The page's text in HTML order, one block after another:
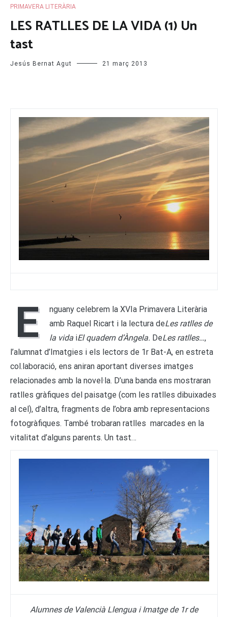
PRIMAVERA LITERÀRIA
LES RATLLES DE LA VIDA (1) Un
tast
Jesús Bernat Agut 21 març 2013
E
nguany celebrem la XVIa Primavera Literària
amb Raquel Ricart i la lectura deLes ratlles de
la vida iEl quadern d’Àngela. DeLes ratlles…,
l’alumnat d’Imatgies i els lectors de 1r Bat-A, en estreta
col.laboració, ens aniran aportant diverses imatges
relacionades amb la novel·la. D’una banda ens mostraran
ratlles gràfiques del paisatge (com les ratlles dibuixades
al cel), d’altra, fragments de l’obra amb representacions
fotogràfiques. També trobaran ratlles marcades en la
vitalitat d’alguns parents. Un tast…
Alumnes de Valencià Llengua i Imatge de 1r de